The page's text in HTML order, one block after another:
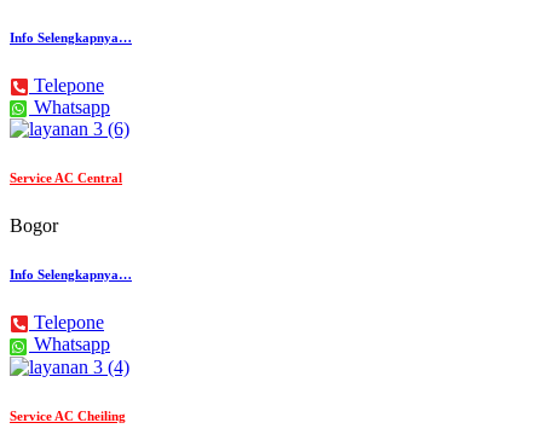
Info Selengkapnya…
Telepone
Whatsapp
Service AC Central
Bogor
Info Selengkapnya…
Telepone
Whatsapp
Service AC Cheiling